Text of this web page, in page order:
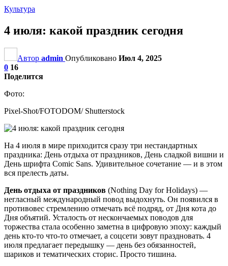
Культура
4 июля: какой праздник сегодня
Автор admin Опубликовано Июл 4, 2025
0 16
Поделится
Фото:
Pixel-Shot/FOTODOM/ Shutterstock
На 4 июля в мире приходится сразу три нестандартных
праздника: День отдыха от праздников, День сладкой вишни и
День шрифта Comic Sans. Удивительное сочетание — и в этом
вся прелесть даты.
День отдыха от праздников (Nothing Day for Holidays) —
негласный международный повод выдохнуть. Он появился в
противовес стремлению отмечать всё подряд, от Дня кота до
Дня объятий. Усталость от нескончаемых поводов для
торжества стала особенно заметна в цифровую эпоху: каждый
день кто-то что-то отмечает, а соцсети зовут праздновать. 4
июля предлагает передышку — день без обязанностей,
шариков и тематических сторис. Просто тишина.